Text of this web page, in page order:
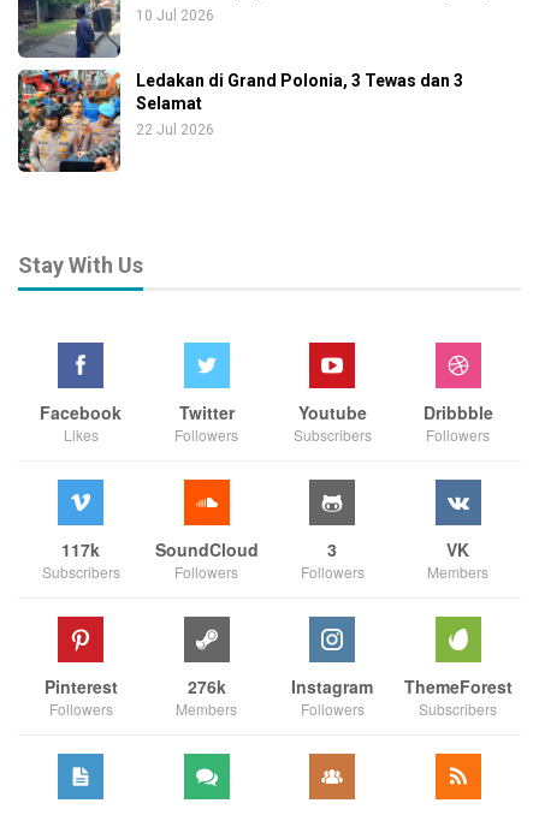
10 Jul 2026
Ledakan di Grand Polonia, 3 Tewas dan 3
Selamat
22 Jul 2026
Stay With Us
Facebook
Likes
Twitter
Followers
Youtube
Subscribers
Dribbble
Followers
117k
Subscribers
SoundCloud
Followers
3
Followers
VK
Members
Pinterest
Followers
276k
Members
Instagram
Followers
ThemeForest
Subscribers